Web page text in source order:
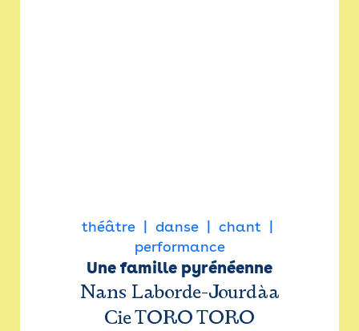
théâtre danse
chant
performance
Une famille pyrénéenne
Nans Laborde-Jourdàa
Cie TORO TORO